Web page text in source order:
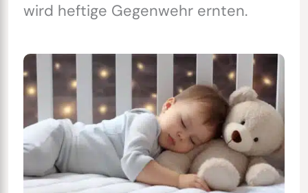
wird heftige Gegenwehr ernten.